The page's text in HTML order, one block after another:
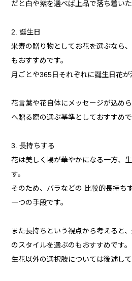
だと白や紫を選べば上品で落ち着い
2. 誕生日
米寿の贈り物としてお花を選ぶなら
もおすすめです。
月ごとや365日それぞれに誕生日花が
花言葉や花自体にメッセージが込め
へ贈る際の選ぶ基準としておすすめで
3. 長持ちする
花は美しく場が華やかになる一方、
す。
そのため、バラなどの 比較的長持ち
一つの手段です。
また長持ちという視点から考えると
のスタイルを選ぶのもおすすめです。
生花以外の選択肢については後述して